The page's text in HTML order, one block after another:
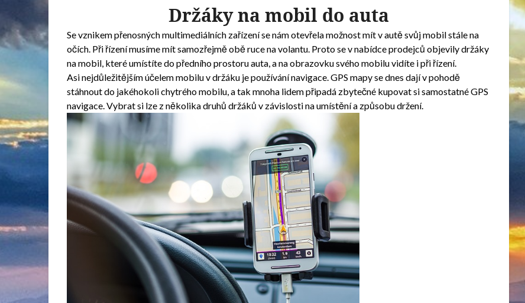
Držáky na mobil do auta
Se vznikem přenosných multimediálních zařízení se nám otevřela možnost mít v autě svůj mobil stále na
očích. Při řízení musíme mít samozřejmě obě ruce na volantu. Proto se v nabídce prodejců objevily držáky
na mobil, které umístíte do předního prostoru auta, a na obrazovku svého mobilu vidíte i při řízení.
Asi nejdůležitějším účelem mobilu v držáku je používání navigace. GPS mapy se dnes dají v pohodě
stáhnout do jakéhokoli chytrého mobilu, a tak mnoha lidem připadá zbytečné kupovat si samostatné GPS
navigace. Vybrat si lze z několika druhů držáků v závislosti na umístění a způsobu držení.